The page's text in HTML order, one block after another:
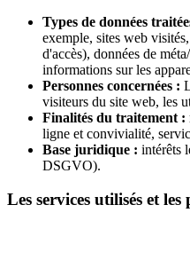
Types de données
exemple, sites web
d'accès), données de
informations sur les
Personnes concernées :
visiteurs du site web, les
Finalités du traitement :
ligne et convivialité,
Base juridique : intérêts
DSGVO).
Les services utilisés et